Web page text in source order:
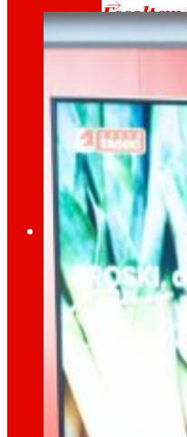
Escoltem
Millorem
Ocupació
El